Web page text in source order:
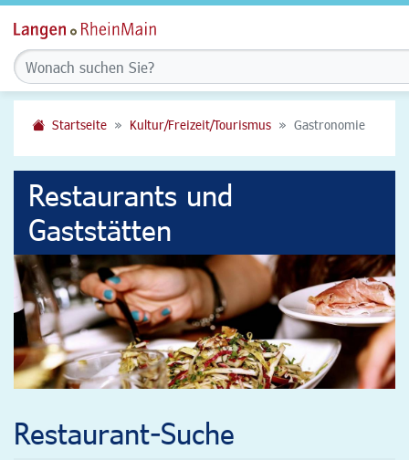
Startseite Kultur/Freizeit/Tourismus Gastronomie
Restaurants und
Gaststätten
Restaurant-Suche